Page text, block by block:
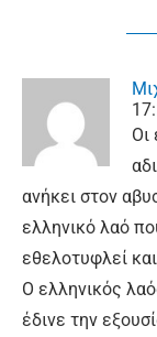
Οι
ανήκει στον
ελληνικό λαό
εθελοτυφλεί
Ο ελληνικός
έδινε την